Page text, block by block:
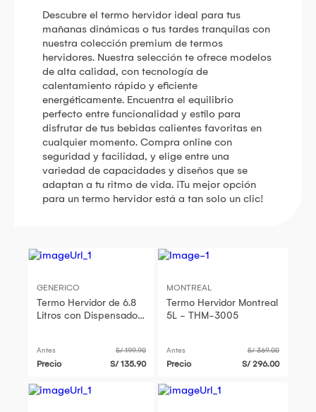
Descubre el termo hervidor ideal para tus
mañanas dinámicas o tus tardes tranquilas con
nuestra colección premium de termos
hervidores. Nuestra selección te ofrece modelos
de alta calidad, con tecnología de
calentamiento rápido y eficiente
energéticamente. Encuentra el equilibrio
perfecto entre funcionalidad y estilo para
disfrutar de tus bebidas calientes favoritas en
cualquier momento. Compra online con
seguridad y facilidad, y elige entre una
variedad de capacidades y diseños que se
adaptan a tu ritmo de vida. ¡Tu mejor opción
para un termo hervidor está a tan solo un clic!
GENERICO
Termo Hervidor de 6.8
Litros con Dispensador
Antes S/ 199.90
Precio S/ 135.90
MONTREAL
Termo Hervidor Montreal
5L - THM-3005
Antes S/ 369.00
Precio S/ 296.00